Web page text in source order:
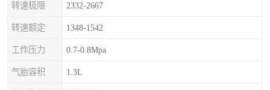
转速极限 2332-2667
转速额定 1348-1542
工作压力 0.7-0.8Mpa
气胎容积 1.3L